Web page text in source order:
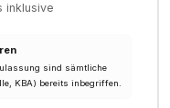
inklusive
sind sämtliche
KBA) bereits inbegriffen.